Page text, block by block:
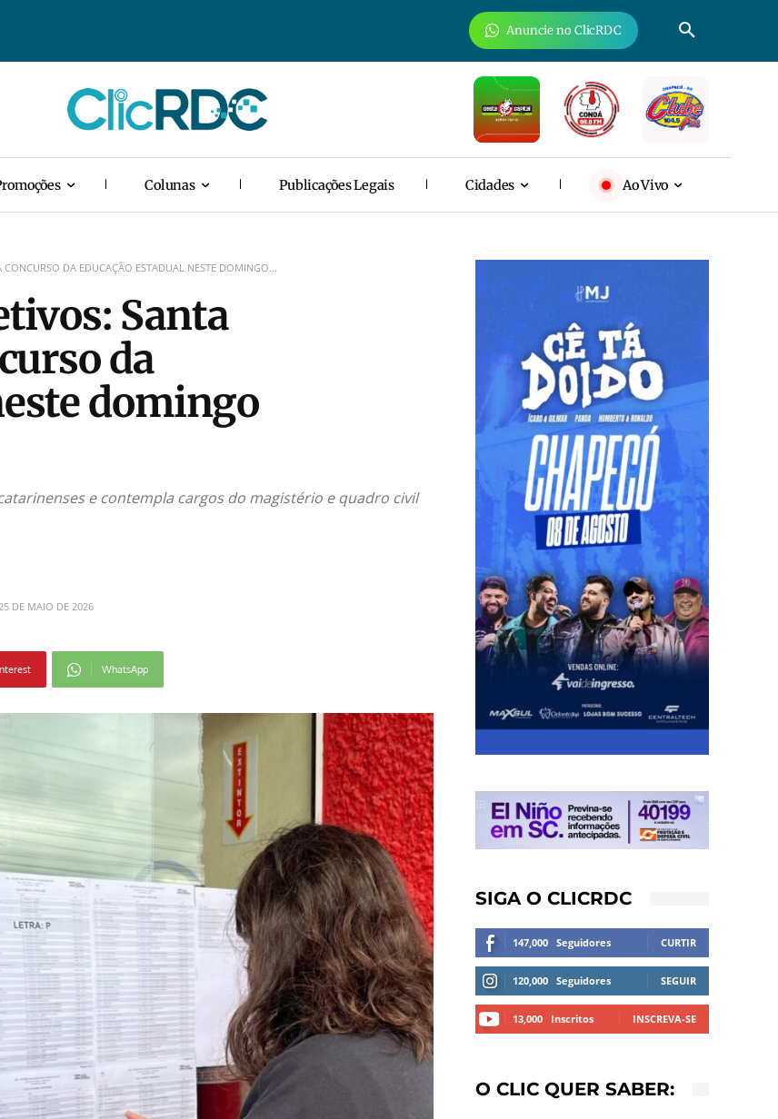
Anuncie no ClicRDC
Colunas Publicações Legais Cidades Ao Vivo
CONCURSO DA EDUCAÇÃO ESTADUAL NESTE DOMINGO...
Santa
da
domingo
e contempla cargos do magistério e quadro civil
25 DE MAIO DE 2026
WhatsApp
SIGA O CLICRDC
147,000 Seguidores CURTIR
120,000 Seguidores SEGUIR
13,000 Inscritos INSCREVA-SE
O CLIC QUER SABER: